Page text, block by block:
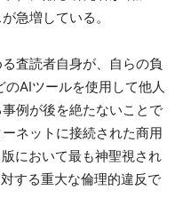
急増している。
査読者自身が、自らの負
AIツールを使用して他人
例が後を絶たないことで
ネットに接続された商用
において最も神聖視され
する重大な倫理的違反で